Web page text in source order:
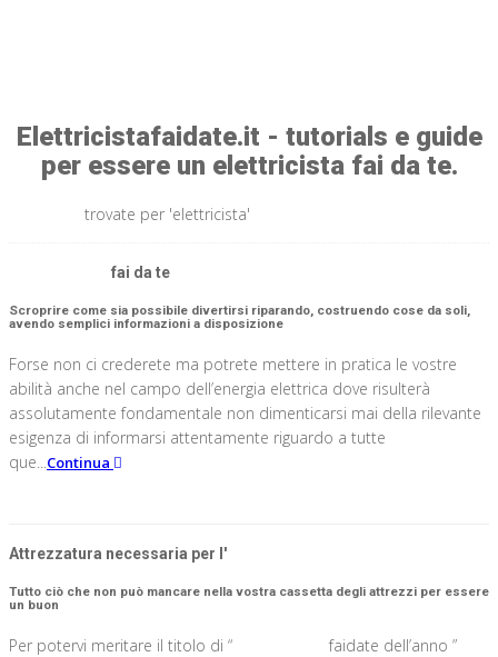
Elettricistafaidate.it - tutorials e guide
per essere un elettricista fai da te.
trovate per 'elettricista'
fai da te
Scroprire come sia possibile divertirsi riparando, costruendo cose da soli,
avendo semplici informazioni a disposizione
Forse non ci crederete ma potrete mettere in pratica le vostre
abilità anche nel campo dell’energia elettrica dove risulterà
assolutamente fondamentale non dimenticarsi mai della rilevante
esigenza di informarsi attentamente riguardo a tutte
que...Continua
Attrezzatura necessaria per l'
Tutto ciò che non può mancare nella vostra cassetta degli attrezzi per essere
un buon
Per potervi meritare il titolo di “
faidate dell’anno ”